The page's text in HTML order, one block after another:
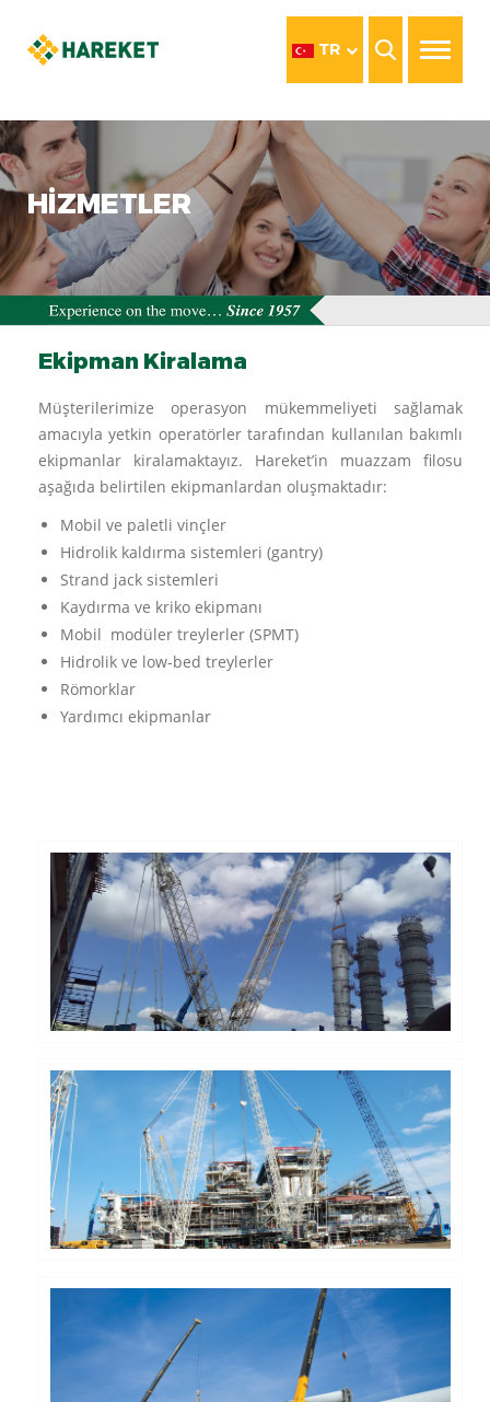
TR
HİZMETLER
Ekipman Kiralama
Müşterilerimize operasyon mükemmeliyeti sağlamak
amacıyla yetkin operatörler tarafından kullanılan bakımlı
ekipmanlar kiralamaktayız. Hareket’in muazzam filosu
aşağıda belirtilen ekipmanlardan oluşmaktadır:
Mobil ve paletli vinçler
Hidrolik kaldırma sistemleri (gantry)
Strand jack sistemleri
Kaydırma ve kriko ekipmanı
Mobil modüler treylerler (SPMT)
Hidrolik ve low-bed treylerler
Römorklar
Yardımcı ekipmanlar